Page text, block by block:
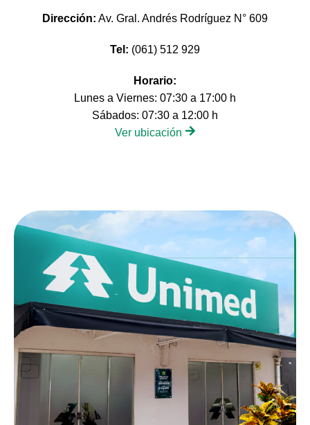
Dirección: Av. Gral. Andrés Rodríguez N° 609
Tel: (061) 512 929
Horario:
Lunes a Viernes: 07:30 a 17:00 h
Sábados: 07:30 a 12:00 h
Ver ubicación